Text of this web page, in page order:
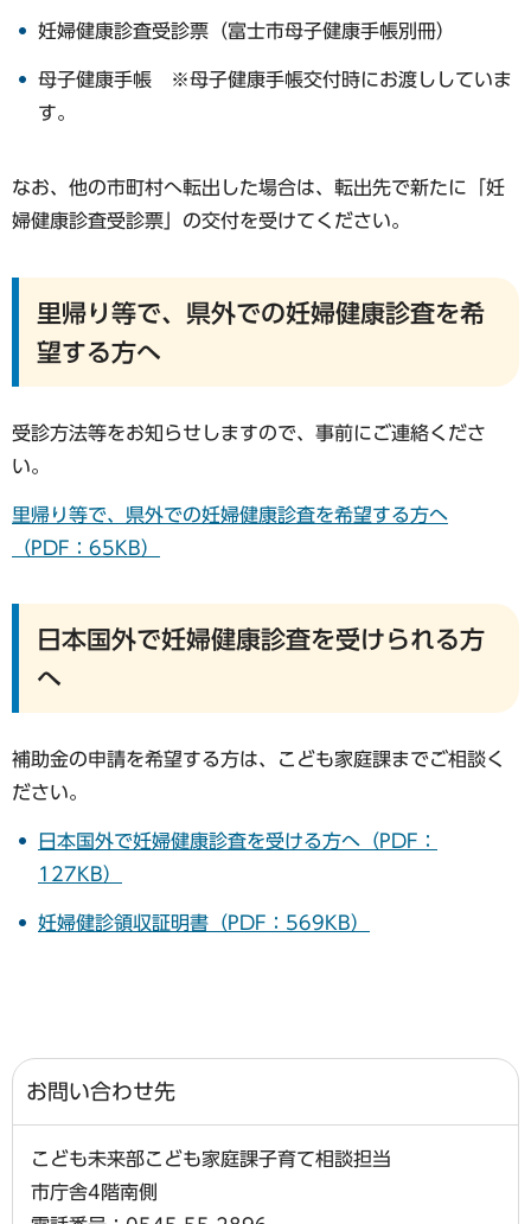
妊婦健康診査受診票（富士市母子健康手帳別冊）
母子健康手帳 ※母子健康手帳交付時にお渡ししていま
す。
なお、他の市町村へ転出した場合は、転出先で新たに「妊
婦健康診査受診票」の交付を受けてください。
里帰り等で、県外での妊婦健康診査を希
望する方へ
受診方法等をお知らせしますので、事前にご連絡くださ
い。
里帰り等で、県外での妊婦健康診査を希望する方へ
（PDF：65KB）
日本国外で妊婦健康診査を受けられる方
へ
補助金の申請を希望する方は、こども家庭課までご相談く
ださい。
日本国外で妊婦健康診査を受ける方へ（PDF：
127KB）
妊婦健診領収証明書（PDF：569KB）
お問い合わせ先
こども未来部こども家庭課子育て相談担当
市庁舎4階南側